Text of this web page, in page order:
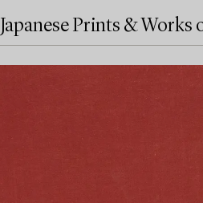
Japanese Prints & Works